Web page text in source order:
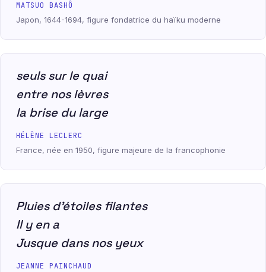
MATSUO BASHÔ
Japon, 1644-1694, figure fondatrice du haïku moderne
seuls sur le quai
entre nos lèvres
la brise du large
HÉLÈNE LECLERC
France, née en 1950, figure majeure de la francophonie
Pluies d’étoiles filantes
Il y en a
Jusque dans nos yeux
JEANNE PAINCHAUD